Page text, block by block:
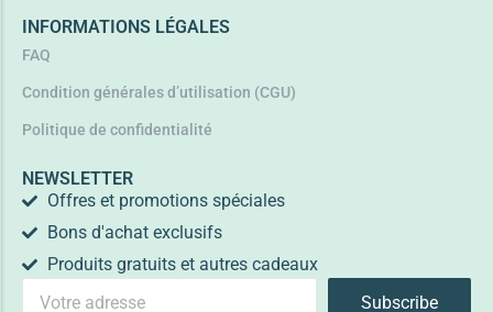
INFORMATIONS LÉGALES
FAQ
Condition générales d’utilisation (CGU)
Politique de confidentialité
NEWSLETTER
Offres et promotions spéciales
Bons d'achat exclusifs
Produits gratuits et autres cadeaux
Subscribe